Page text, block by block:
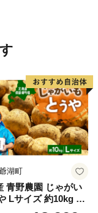
湖町
青野農園 じゃがい
Lサイズ 約10kg 20
初旬～12月下旬頃お